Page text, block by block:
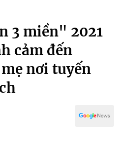
3 miền" 2021
cảm đến
nơi tuyến